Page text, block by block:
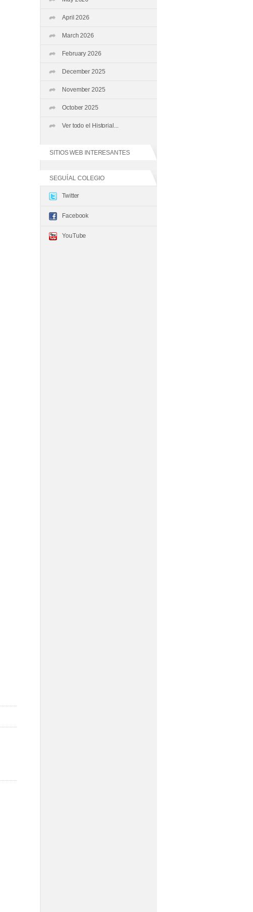
April 2026
March 2026
February 2026
December 2025
November 2025
October 2025
Ver todo el Historial...
SITIOS WEB INTERESANTES
SEGUÍ AL COLEGIO
Twitter
Facebook
YouTube